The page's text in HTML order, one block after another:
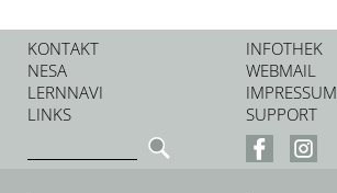
KONTAKT
INFOTHEK
NESA
WEBMAIL
LERNNAVI
IMPRESSUM
LINKS
SUPPORT